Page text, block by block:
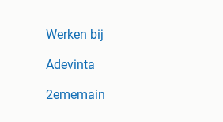
Werken bij
Adevinta
2ememain